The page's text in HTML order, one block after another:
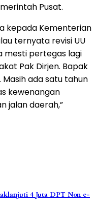
Pusat.
kepada Kementerian
ternyata revisi UU
mesti pertegas lagi
Pak Dirjen. Bapak
ada satu tahun
kewenangan
jalan daerah,”
4 Juta DPT Non e-